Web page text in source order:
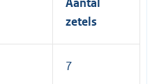
Aantal
zetels
7